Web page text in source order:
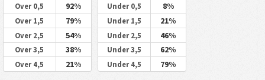
Over 0,5 92%
Over 1,5 79%
Over 2,5 54%
Over 3,5 38%
Over 4,5 21%
Under 0,5 8%
Under 1,5 21%
Under 2,5 46%
Under 3,5 62%
Under 4,5 79%